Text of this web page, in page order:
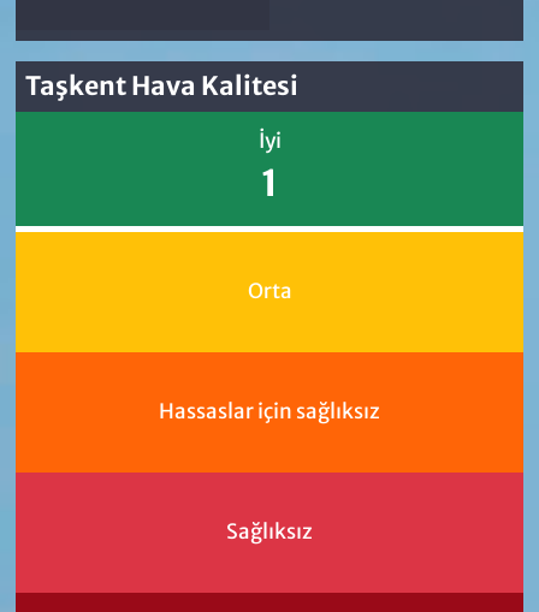
Taşkent Hava Kalitesi
İyi
1
Orta
Hassaslar için sağlıksız
Sağlıksız